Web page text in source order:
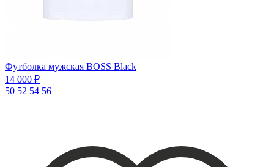
Футболка мужская BOSS Black
14 000 ₽
50 52 54 56